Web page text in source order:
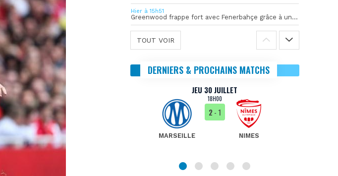
Hier à 15h51
Greenwood frappe fort avec Fenerbahçe grâce à un but spectaculaire
TOUT VOIR
DERNIERS & PROCHAINS MATCHS
DIM 30 AOÛT
20H45
MONACO MARSEILLE
JEU 30 JUILLET
18H00
MARSEILLE
2- 1
NIMES